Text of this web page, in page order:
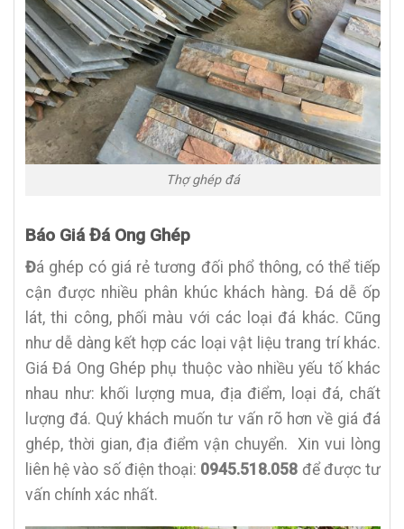
Thợ ghép đá
Báo Giá Đá Ong Ghép
Đá ghép có giá rẻ tương đối phổ thông, có thể tiếp
cận được nhiều phân khúc khách hàng. Đá dễ ốp
lát, thi công, phối màu với các loại đá khác. Cũng
như dễ dàng kết hợp các loại vật liệu trang trí khác.
Giá Đá Ong Ghép phụ thuộc vào nhiều yếu tố khác
nhau như: khối lượng mua, địa điểm, loại đá, chất
lượng đá. Quý khách muốn tư vấn rõ hơn về giá đá
ghép, thời gian, địa điểm vận chuyển. Xin vui lòng
liên hệ vào số điện thoại: 0945.518.058 để được tư
vấn chính xác nhất.